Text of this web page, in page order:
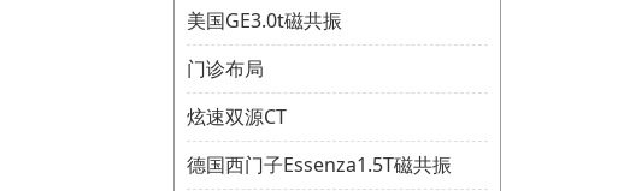
美国GE3.0t磁共振
门诊布局
炫速双源CT
德国西门子Essenza1.5T磁共振